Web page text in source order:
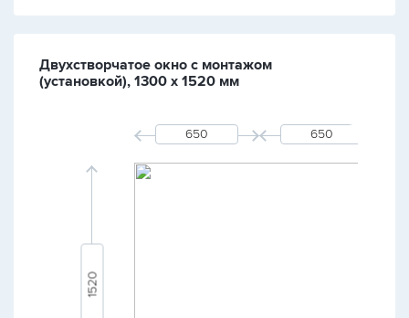
Двухстворчатое окно с монтажом
(установкой), 1300 х 1520 мм